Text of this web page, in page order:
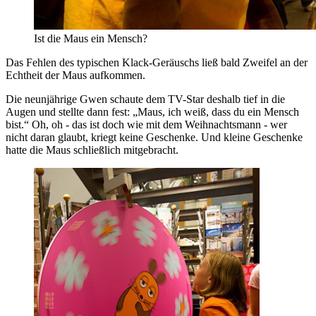
Ist die Maus ein Mensch?
Das Fehlen des typischen Klack-Geräuschs ließ bald Zweifel an der
Echtheit der Maus aufkommen.
Die neunjährige Gwen schaute dem TV-Star deshalb tief in die
Augen und stellte dann fest: „Maus, ich weiß, dass du ein Mensch
bist.“ Oh, oh - das ist doch wie mit dem Weihnachtsmann - wer
nicht daran glaubt, kriegt keine Geschenke. Und kleine Geschenke
hatte die Maus schließlich mitgebracht.